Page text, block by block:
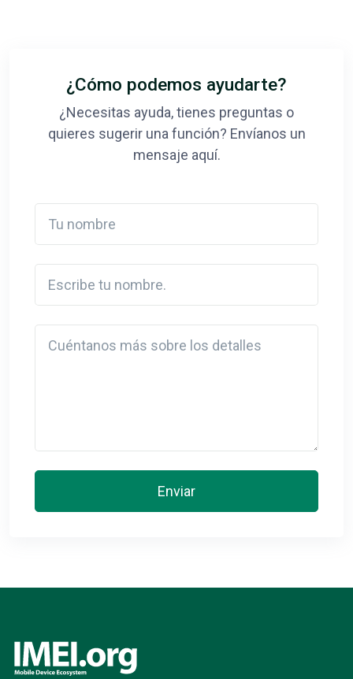
¿Cómo podemos ayudarte?
¿Necesitas ayuda, tienes preguntas o
quieres sugerir una función? Envíanos un
mensaje aquí.
Enviar